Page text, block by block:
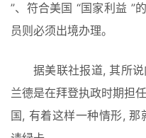
”、符合美国 “国家利益 ”
员则必须出境办理。
据美联社报道, 其所说
兰德是在拜登执政时期担
国, 有着这样一种情形,